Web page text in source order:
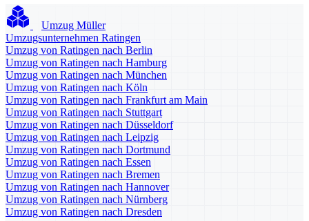
Umzug Müller
Umzugsunternehmen Ratingen
Umzug von Ratingen nach Berlin
Umzug von Ratingen nach Hamburg
Umzug von Ratingen nach München
Umzug von Ratingen nach Köln
Umzug von Ratingen nach Frankfurt am Main
Umzug von Ratingen nach Stuttgart
Umzug von Ratingen nach Düsseldorf
Umzug von Ratingen nach Leipzig
Umzug von Ratingen nach Dortmund
Umzug von Ratingen nach Essen
Umzug von Ratingen nach Bremen
Umzug von Ratingen nach Hannover
Umzug von Ratingen nach Nürnberg
Umzug von Ratingen nach Dresden